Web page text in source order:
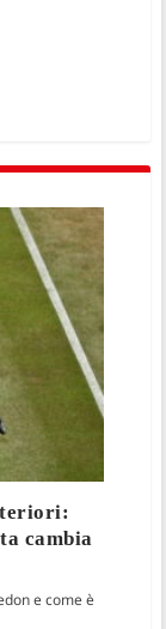
cambia
e come è